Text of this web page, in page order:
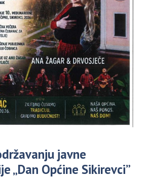
javne
„Dan Općine Sikirevci”